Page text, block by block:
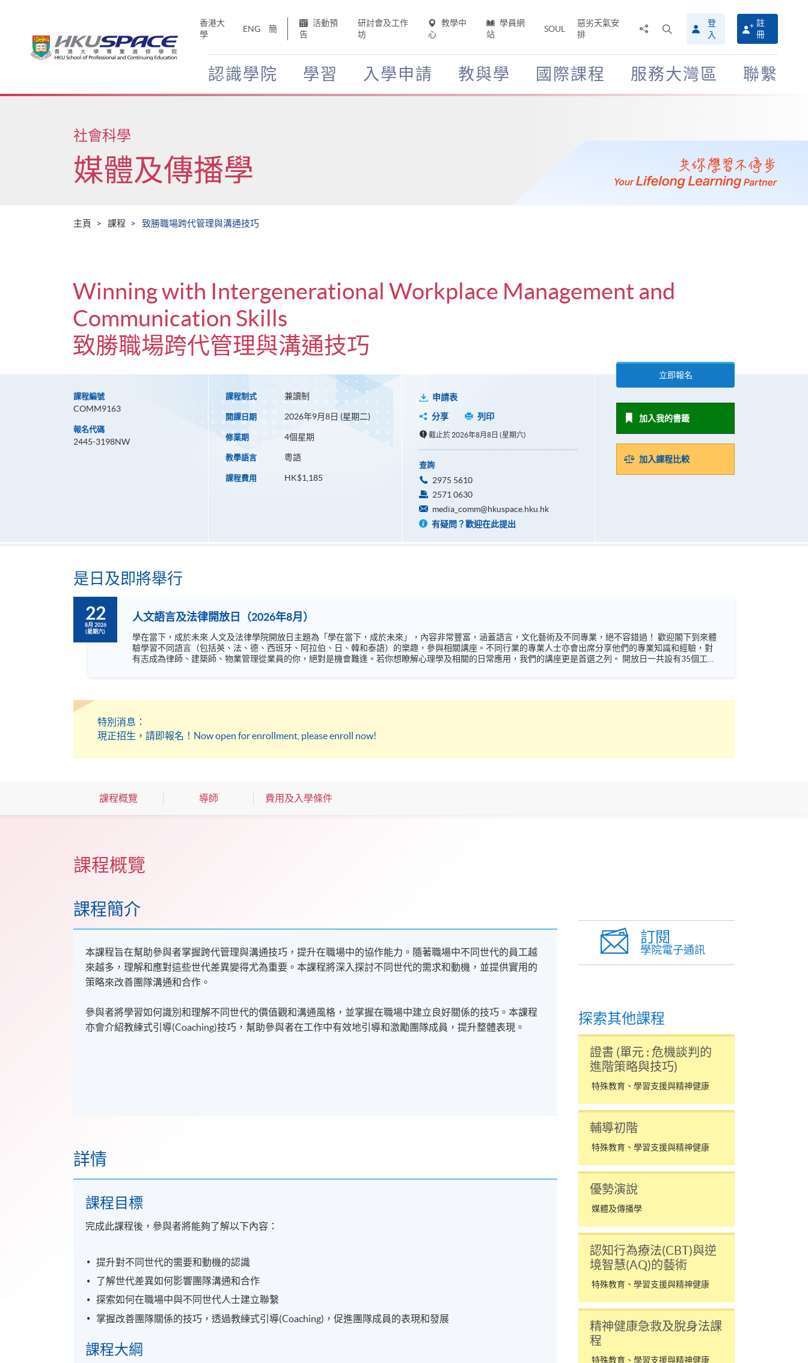
香港大
學
ENG 簡
活動預
告
研討會及工作
坊
教學中
心
學員網
站
SOUL
惡劣天氣安
排
搜
尋
介
面
登
入
註
冊
認識學院 學習 入學申請 教與學 國際課程 服務大灣區 聯繫
Main
社會科學
媒體及傳播學
主頁 課程 致勝職場跨代管理與溝通技巧
Winning with Intergenerational Workplace Management and
Communication Skills
致勝職場跨代管理與溝通技巧
課程編號
COMM9163
報名代碼
2445-3198NW
課程制式 兼讀制
開課日期 2026年9月8日 (星期二)
修業期 4個星期
教學語言 粵語
課程費用 HK$1,185
申請表
分享
列印
截止於 2026年8月8日 (星期六)
查詢
2975 5610
2571 0630
media_comm@hkuspace.hku.hk
有疑問？歡迎在此提出
立即報名
加入我的書籤
加入課程比較
是日及即將舉行
22
8月 2026
(星期六)
人文語言及法律開放日（2026年8月）
學在當下，成於未來 人文及法律學院開放日主題為「學在當下，成於未來」，內容非常豐富，涵蓋語言，文化藝術及不同專業，絕不容錯過！ 歡迎閣下到來體
驗學習不同語言（包括英、法、德、西班牙、阿拉伯、日、韓和泰語）的樂趣，參與相關講座。不同行業的專業人士亦會出席分享他們的專業知識和經驗，對
有志成為律師、建築師、物業管理從業員的你，絕對是機會難逢。若你想瞭解心理學及相關的日常應用，我們的講座更是首選之列。 開放日一共設有35個工作
特別消息：
現正招生，請即報名！Now open for enrollment, please enroll now!
課程概覽 導師 費用及入學條件
課程概覽
課程簡介
本課程旨在幫助參與者掌握跨代管理與溝通技巧，提升在職場中的協作能力。隨著職場中不同世代的員工越
來越多，理解和應對這些世代差異變得尤為重要。本課程將深入探討不同世代的需求和動機，並提供實用的
策略來改善團隊溝通和合作。
參與者將學習如何識別和理解不同世代的價值觀和溝通風格，並掌握在職場中建立良好關係的技巧。本課程
亦會介紹教練式引導(Coaching)技巧，幫助參與者在工作中有效地引導和激勵團隊成員，提升整體表現。
詳情
課程目標
完成此課程後，參與者將能夠了解以下內容：
提升對不同世代的需要和動機的認識
了解世代差異如何影響團隊溝通和合作
探索如何在職場中與不同世代人士建立聯繫
掌握改善團隊關係的技巧，透過教練式引導(Coaching)，促進團隊成員的表現和發展
課程大綱
訂閱
學院電子通訊
探索其他課程
證書 (單元 : 危機談判的
進階策略與技巧)
特殊教育、學習支援與精神健康
輔導初階
特殊教育、學習支援與精神健康
優勢演說
媒體及傳播學
認知行為療法(CBT)與逆
境智慧(AQ)的藝術
特殊教育、學習支援與精神健康
精神健康急救及脫身法課
程
特殊教育、學習支援與精神健康